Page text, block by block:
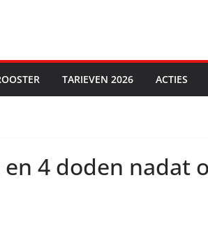
TARIEVEN 2026 ACTIES
4 doden nadat